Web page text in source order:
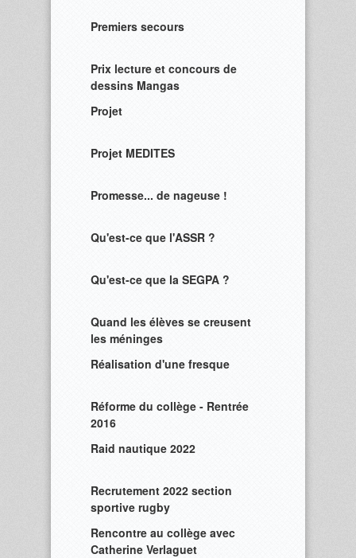
Premiers secours
Prix lecture et concours de
dessins Mangas
Projet
Projet MEDITES
Promesse... de nageuse !
Qu'est-ce que l'ASSR ?
Qu'est-ce que la SEGPA ?
Quand les élèves se creusent
les méninges
Réalisation d'une fresque
Réforme du collège - Rentrée
2016
Raid nautique 2022
Recrutement 2022 section
sportive rugby
Rencontre au collège avec
Catherine Verlaguet